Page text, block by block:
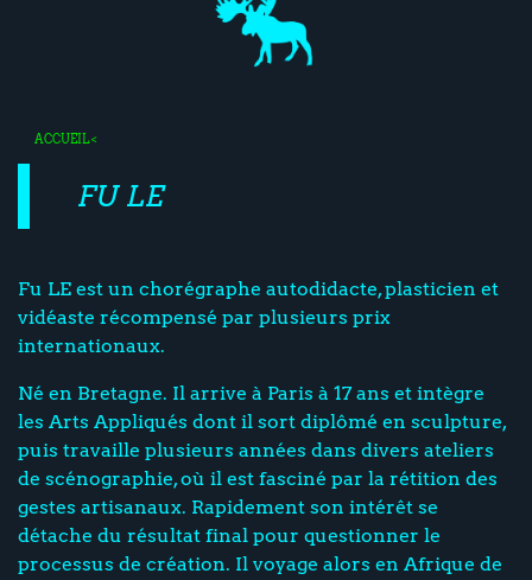
ACCUEIL<
FU LE
Fu LE est un chorégraphe autodidacte, plasticien et
vidéaste récompensé par plusieurs prix
internationaux.
Né en Bretagne. Il arrive à Paris à 17 ans et intègre
les Arts Appliqués dont il sort diplômé en sculpture,
puis travaille plusieurs années dans divers ateliers
de scénographie, où il est fasciné par la rétition des
gestes artisanaux. Rapidement son intérêt se
détache du résultat final pour questionner le
processus de création. Il voyage alors en Afrique de